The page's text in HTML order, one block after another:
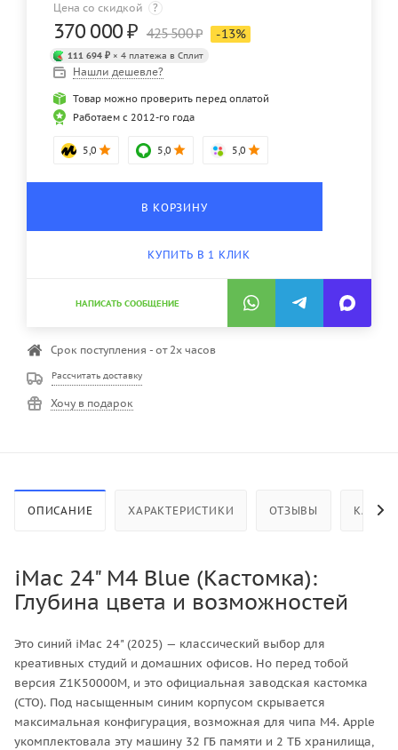
Цена со скидкой ?
370 000₽ 425 500₽ -13%
111 694 ₽ × 4 платежа в Сплит
Нашли дешевле?
Товар можно проверить перед оплатой
Работаем с 2012-го года
5,0 5,0 5,0
В КОРЗИНУ
КУПИТЬ В 1 КЛИК
НАПИСАТЬ СООБЩЕНИЕ
Срок поступления - от 2х часов
Рассчитать доставку
Хочу в подарок
ОПИСАНИЕ ХАРАКТЕРИСТИКИ ОТЗЫВЫ КАК
iMac 24" M4 Blue (Кастомка):
Глубина цвета и возможностей
Это синий iMac 24" (2025) — классический выбор для
креативных студий и домашних офисов. Но перед тобой
версия Z1K50000M, и это официальная заводская кастомка
(CTO). Под насыщенным синим корпусом скрывается
максимальная конфигурация, возможная для чипа M4. Apple
укомплектовала эту машину 32 ГБ памяти и 2 ТБ хранилища,